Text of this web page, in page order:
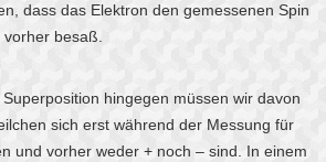
dass das Elektron den gemessenen Spin
besaß.
hingegen müssen wir davon
sich erst während der Messung für
und vorher weder + noch – sind. In einem